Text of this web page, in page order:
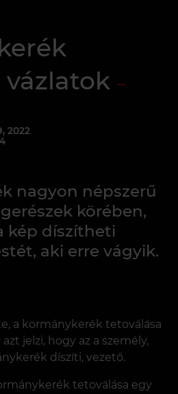
2022
nagyon népszerű
körében,
kép díszítheti
aki erre vágyik.
a kormánykerék tetoválása
jelzi, hogy az a személy,
díszíti, vezető.
tetoválása egy